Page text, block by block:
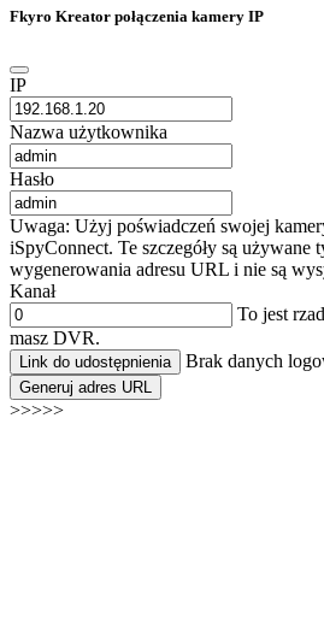
Fkyro Kreator połączenia kamery IP
IP
Nazwa użytkownika
Hasło
Uwaga: Użyj poświadczeń swojej
iSpyConnect. Te szczegóły są używane
wygenerowania adresu URL i nie są
Kanał
To jest
masz DVR.
Link do udostępnienia Brak danych
Generuj adres URL
>>>>>